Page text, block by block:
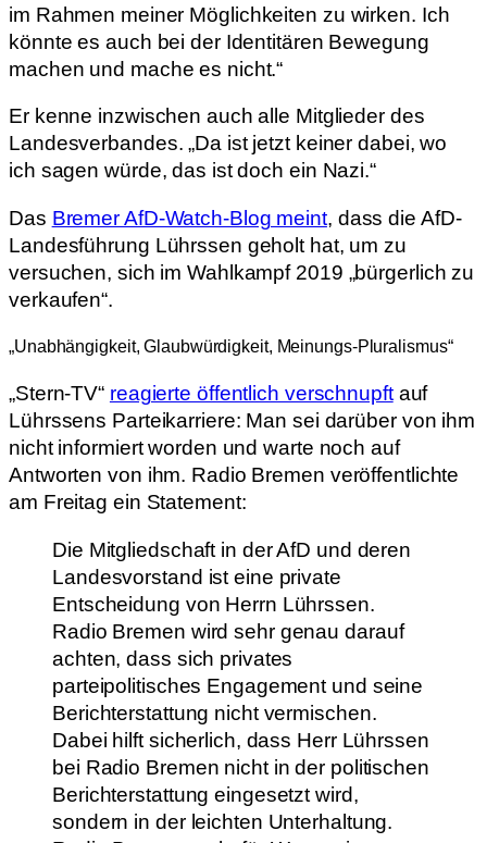
im Rahmen meiner Möglichkeiten zu wirken. Ich
könnte es auch bei der Identitären Bewegung
machen und mache es nicht.“
Er kenne inzwischen auch alle Mitglieder des
Landesverbandes. „Da ist jetzt keiner dabei, wo
ich sagen würde, das ist doch ein Nazi.“
Das Bremer AfD-Watch-Blog meint, dass die AfD-
Landesführung Lührssen geholt hat, um zu
versuchen, sich im Wahlkampf 2019 „bürgerlich zu
verkaufen“.
„Unabhängigkeit, Glaubwürdigkeit, Meinungs-Pluralismus“
„Stern-TV“ reagierte öffentlich verschnupftauf
Lührssens Parteikarriere: Man sei darüber von ihm
nicht informiert worden und warte noch auf
Antworten von ihm. Radio Bremen veröffentlichte
am Freitag ein Statement:
Die Mitgliedschaft in der AfD und deren
Landesvorstand ist eine private
Entscheidung von Herrn Lührssen.
Radio Bremen wird sehr genau darauf
achten, dass sich privates
parteipolitisches Engagement und seine
Berichterstattung nicht vermischen.
Dabei hilft sicherlich, dass Herr Lührssen
bei Radio Bremen nicht in der politischen
Berichterstattung eingesetzt wird,
sondern in der leichten Unterhaltung.